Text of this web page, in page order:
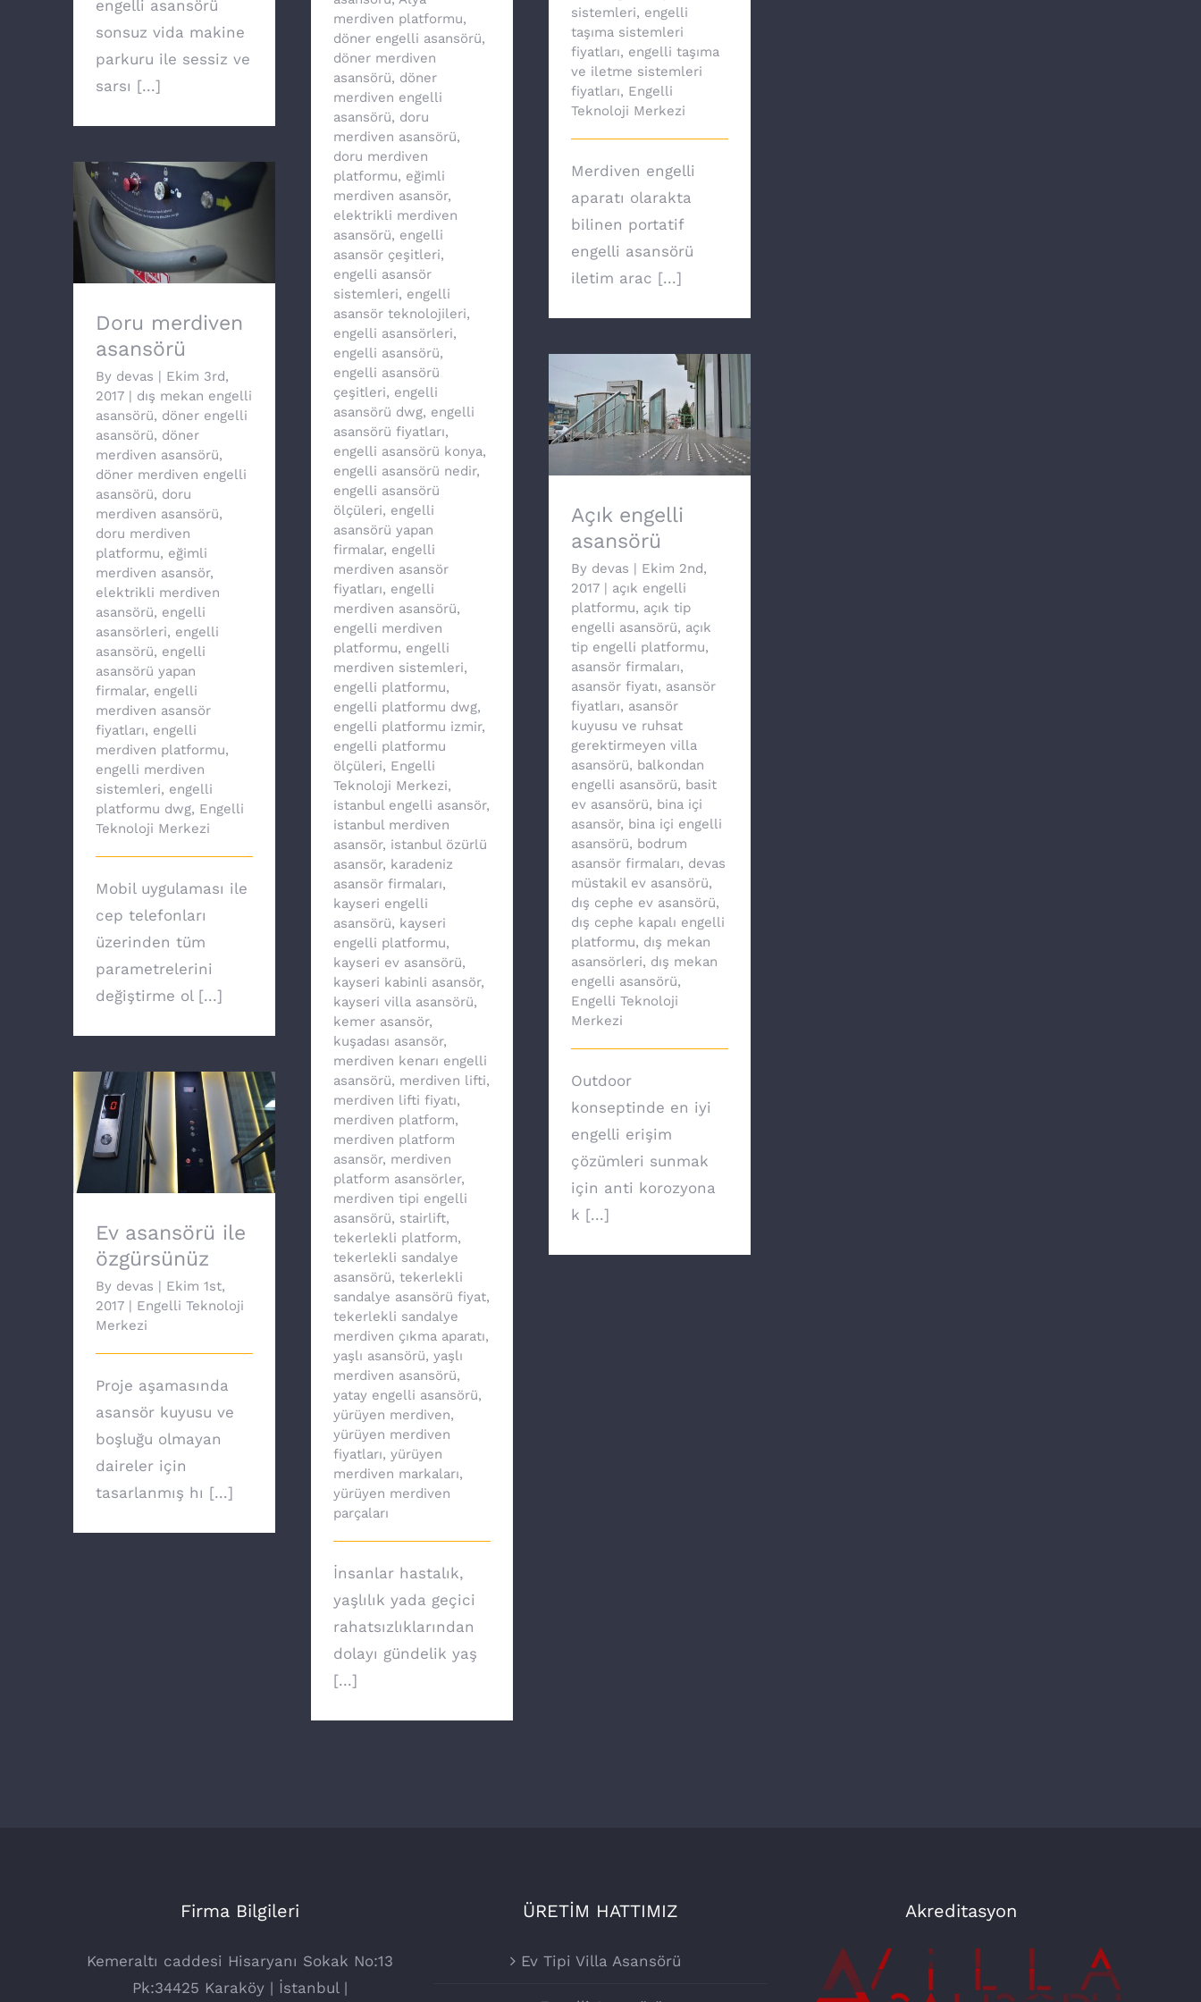
engelli asansörü
sonsuz vida makine
parkuru ile sessiz ve
sarsı [...]
merdiven platformu,
döner engelli asansörü,
döner merdiven
asansörü, döner
merdiven engelli
asansörü, doru
merdiven asansörü,
doru merdiven
platformu, eğimli
merdiven asansör,
elektrikli merdiven
asansörü, engelli
asansör çeşitleri,
engelli asansör
sistemleri, engelli
asansör teknolojileri,
engelli asansörleri,
engelli asansörü,
engelli asansörü
çeşitleri, engelli
asansörü dwg, engelli
asansörü fiyatları,
engelli asansörü konya,
engelli asansörü nedir,
engelli asansörü
ölçüleri, engelli
asansörü yapan
firmalar, engelli
merdiven asansör
fiyatları, engelli
merdiven asansörü,
engelli merdiven
platformu, engelli
merdiven sistemleri,
engelli platformu,
engelli platformu dwg,
engelli platformu izmir,
engelli platformu
ölçüleri, Engelli
Teknoloji Merkezi,
istanbul engelli asansör,
istanbul merdiven
asansör, istanbul özürlü
asansör, karadeniz
asansör firmaları,
kayseri engelli
asansörü, kayseri
engelli platformu,
kayseri ev asansörü,
kayseri kabinli asansör,
kayseri villa asansörü,
kemer asansör,
kuşadası asansör,
merdiven kenarı engelli
asansörü, merdiven lifti,
merdiven lifti fiyatı,
merdiven platform,
merdiven platform
asansör, merdiven
platform asansörler,
merdiven tipi engelli
asansörü, stairlift,
tekerlekli platform,
tekerlekli sandalye
asansörü, tekerlekli
sandalye asansörü fiyat,
tekerlekli sandalye
merdiven çıkma aparatı,
yaşlı asansörü, yaşlı
merdiven asansörü,
yatay engelli asansörü,
yürüyen merdiven,
yürüyen merdiven
fiyatları, yürüyen
merdiven markaları,
yürüyen merdiven
parçaları
İnsanlar hastalık,
yaşlılık yada geçici
rahatsızlıklarından
dolayı gündelik yaş
[...]
sistemleri, engelli
taşıma sistemleri
fiyatları, engelli taşıma
ve iletme sistemleri
fiyatları, Engelli
Teknoloji Merkezi
Merdiven engelli
aparatı olarakta
bilinen portatif
engelli asansörü
iletim arac [...]
Doru merdiven
asansörü
Doru merdiven
asansörü
By devas | Ekim 3rd,
2017 | dış mekan engelli
asansörü, döner engelli
asansörü, döner
merdiven asansörü,
döner merdiven engelli
asansörü, doru
merdiven asansörü,
doru merdiven
platformu, eğimli
merdiven asansör,
elektrikli merdiven
asansörü, engelli
asansörleri, engelli
asansörü, engelli
asansörü yapan
firmalar, engelli
merdiven asansör
fiyatları, engelli
merdiven platformu,
engelli merdiven
sistemleri, engelli
platformu dwg, Engelli
Teknoloji Merkezi
Mobil uygulaması ile
cep telefonları
üzerinden tüm
parametrelerini
değiştirme ol [...]
Açık engelli asansörü
Açık engelli
asansörü
By devas | Ekim 2nd,
2017 | açık engelli
platformu, açık tip
engelli asansörü, açık
tip engelli platformu,
asansör firmaları,
asansör fiyatı, asansör
fiyatları, asansör
kuyusu ve ruhsat
gerektirmeyen villa
asansörü, balkondan
engelli asansörü, basit
ev asansörü, bina içi
asansör, bina içi engelli
asansörü, bodrum
asansör firmaları, devas
müstakil ev asansörü,
dış cephe ev asansörü,
dış cephe kapalı engelli
platformu, dış mekan
asansörleri, dış mekan
engelli asansörü,
Engelli Teknoloji
Merkezi
Outdoor
konseptinde en iyi
engelli erişim
çözümleri sunmak
için anti korozyona
k [...]
Ev asansörü ile
özgürsünüz
Ev asansörü ile
özgürsünüz
By devas | Ekim 1st,
2017 | Engelli Teknoloji
Merkezi
Proje aşamasında
asansör kuyusu ve
boşluğu olmayan
daireler için
tasarlanmış hı [...]
Firma Bilgileri
Kemeraltı caddesi Hisaryanı Sokak No:13
Pk:34425 Karaköy | İstanbul |
ÜRETİM HATTIMIZ
Ev Tipi Villa Asansörü
Akreditasyon